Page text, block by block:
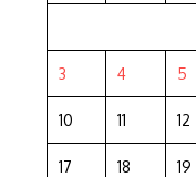
3 4 5
10 11 12
17 18 19